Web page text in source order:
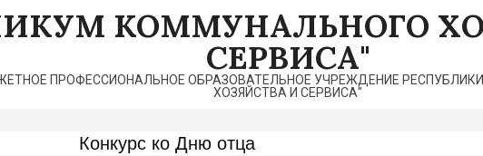
КОММУНАЛЬНОГО
СЕРВИСА"
ПРОФЕССИОНАЛЬНОЕ ОБРАЗОВАТЕЛЬНОЕ УЧРЕЖДЕНИЕ
ХОЗЯЙСТВА И СЕРВИСА"
Конкурс ко Дню отца